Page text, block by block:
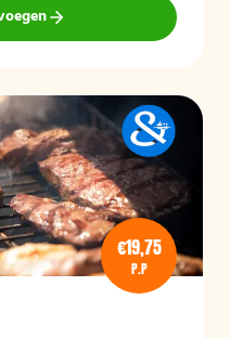
€19,75
P.P